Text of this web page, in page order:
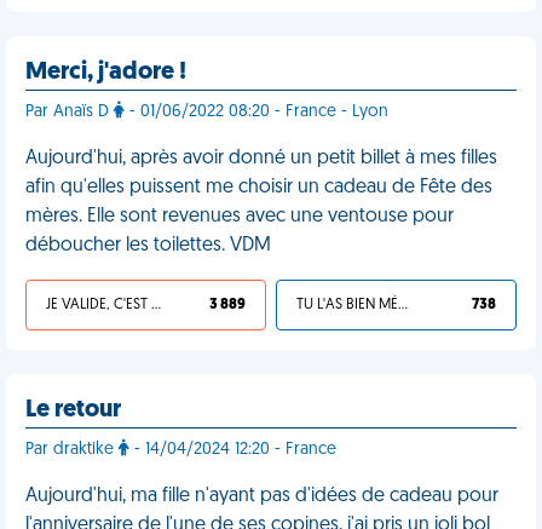
Merci, j'adore !
Par Anaïs D - 01/06/2022 08:20 - France - Lyon
Aujourd'hui, après avoir donné un petit billet à mes filles
afin qu'elles puissent me choisir un cadeau de Fête des
mères. Elle sont revenues avec une ventouse pour
déboucher les toilettes. VDM
JE VALIDE, C'EST UNE VDM 3 889 TU L'AS BIEN MÉRITÉ 738
Le retour
Par draktike - 14/04/2024 12:20 - France
Aujourd'hui, ma fille n'ayant pas d'idées de cadeau pour